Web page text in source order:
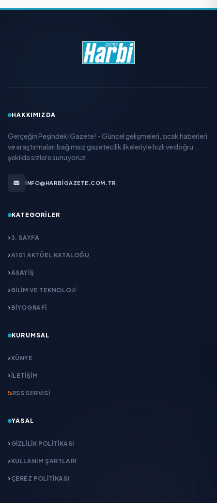
HAKKIMIZDA
Gerçeğin Peşindeki Gazete! - Güncel gelişmeleri, sıcak haberleri
ve araştırmaları bağımsız gazetecilik ilkeleriyle hızlı ve doğru
şekilde sizlere sunuyoruz.
INFO@HARBIGAZETE.COM.TR
KATEGORILER
3. SAYFA
A101 AKTÜEL KATALOĞU
ASAYİŞ
BİLİM VE TEKNOLOJİ
BİYOGRAFİ
KURUMSAL
KÜNYE
İLETIŞIM
RSS SERVISI
YASAL
GIZLILIK POLITIKASI
KULLANIM ŞARTLARI
ÇEREZ POLITIKASI